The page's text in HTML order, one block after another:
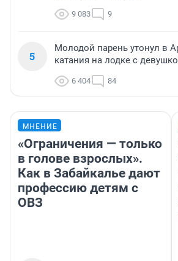
9 083 9
5
Молодой парень утонул в
катания на лодке с
6 404 84
МНЕНИЕ
«Ограничения — только
в голове взрослых».
Как в Забайкалье дают
профессию детям с
ОВЗ